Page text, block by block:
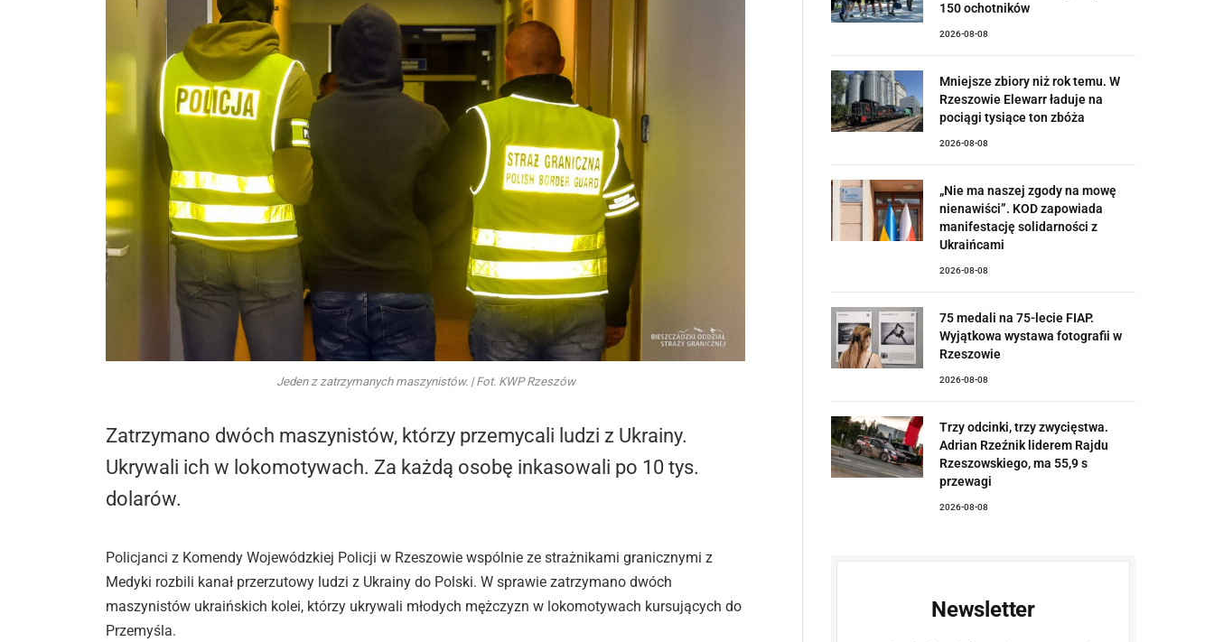
Jeden z zatrzymanych maszynistów. | Fot. KWP Rzeszów
Zatrzymano dwóch maszynistów, którzy przemycali ludzi z Ukrainy.
Ukrywali ich w lokomotywach. Za każdą osobę inkasowali po 10 tys.
dolarów.
Policjanci z Komendy Wojewódzkiej Policji w Rzeszowie wspólnie ze strażnikami granicznymi z
Medyki rozbili kanał przerzutowy ludzi z Ukrainy do Polski. W sprawie zatrzymano dwóch
maszynistów ukraińskich kolei, którzy ukrywali młodych mężczyzn w lokomotywach kursujących do
Przemyśla.
150 ochotników
2026-08-08
Mniejsze zbiory niż rok temu. W
Rzeszowie Elewarr ładuje na
pociągi tysiące ton zbóża
2026-08-08
„Nie ma naszej zgody na mowę
nienawiści”. KOD zapowiada
manifestację solidarności z
Ukraińcami
2026-08-08
75 medali na 75-lecie FIAP.
Wyjątkowa wystawa fotografii w
Rzeszowie
2026-08-08
Trzy odcinki, trzy zwycięstwa.
Adrian Rzeźnik liderem Rajdu
Rzeszowskiego, ma 55,9 s
przewagi
2026-08-08
Newsletter